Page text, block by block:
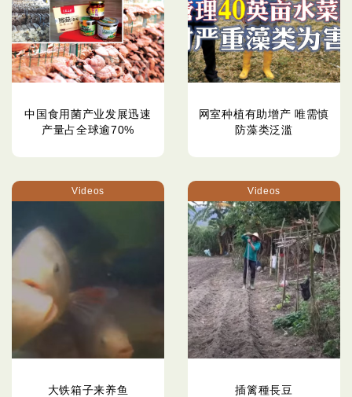
中国食用菌产业发展迅速
产量占全球逾70%
网室种植有助增产 唯需慎
防藻类泛滥
Videos
大铁箱子来养鱼
Videos
插篱種長豆